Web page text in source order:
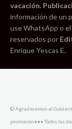
vacación.
información de un
use WhatsApp o
reservados por
Enrique Yescas E.
© Agradecemos al
promoción••• Todos los